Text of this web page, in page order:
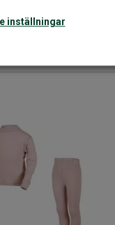
inställningar